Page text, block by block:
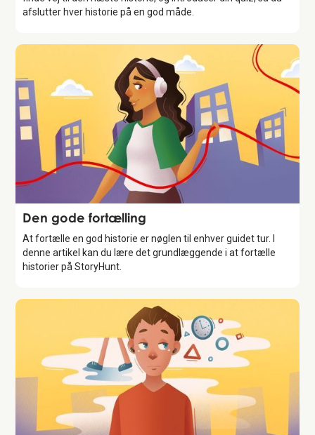
afslutter hver historie på en god måde.
Storytelling
Den gode fortælling
At fortælle en god historie er nøglen til enhver guidet tur. I
denne artikel kan du lære det grundlæggende i at fortælle
historier på StoryHunt.